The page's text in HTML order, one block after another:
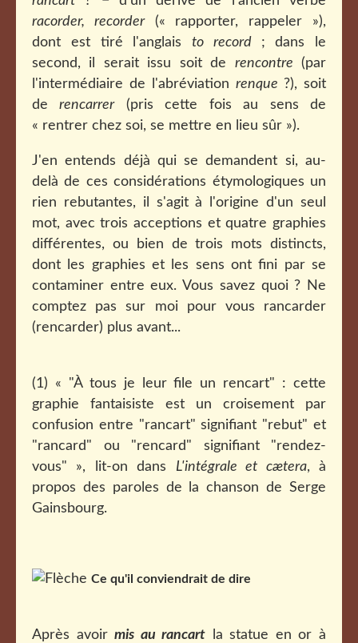
racorder, recorder(« rapporter, rappeler »),
dont est tiré l'anglais to record ; dans le
second, il serait issu soit de rencontre (par
l'intermédiaire de l'abréviation renque ?), soit
derencarrer(pris cette fois au sens de
« rentrer chez soi, se mettre en lieu sûr »).
J'en entends déjà qui se demandent si, au-
delà de ces considérations étymologiques un
rien rebutantes, il s'agit à l'origine d'un seul
mot, avec trois acceptions et quatre graphies
différentes, ou bien de trois mots distincts,
dont les graphies et les sens ont fini par se
contaminer entre eux. Vous savez quoi ? Ne
comptez pas sur moi pour vous rancarder
(rencarder) plus avant...
(1) « "À tous je leur file un rencart" : cette
graphie fantaisiste est un croisement par
confusion entre "rancart" signifiant "rebut" et
"rancard" ou "rencard" signifiant "rendez-
vous" », lit-on dans L'intégrale et cætera, à
propos des paroles de la chanson de Serge
Gainsbourg.
Ce qu'il conviendrait de dire
Après avoirmis au rancart la statue en or à